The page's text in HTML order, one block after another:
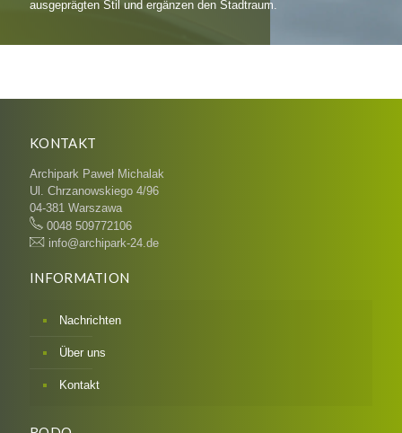
ausgeprägten Stil und ergänzen den Stadtraum.
KONTAKT
Archipark Paweł Michalak
Ul. Chrzanowskiego 4/96
04-381 Warszawa
0048 509772106
info@archipark-24.de
INFORMATION
Nachrichten
Über uns
Kontakt